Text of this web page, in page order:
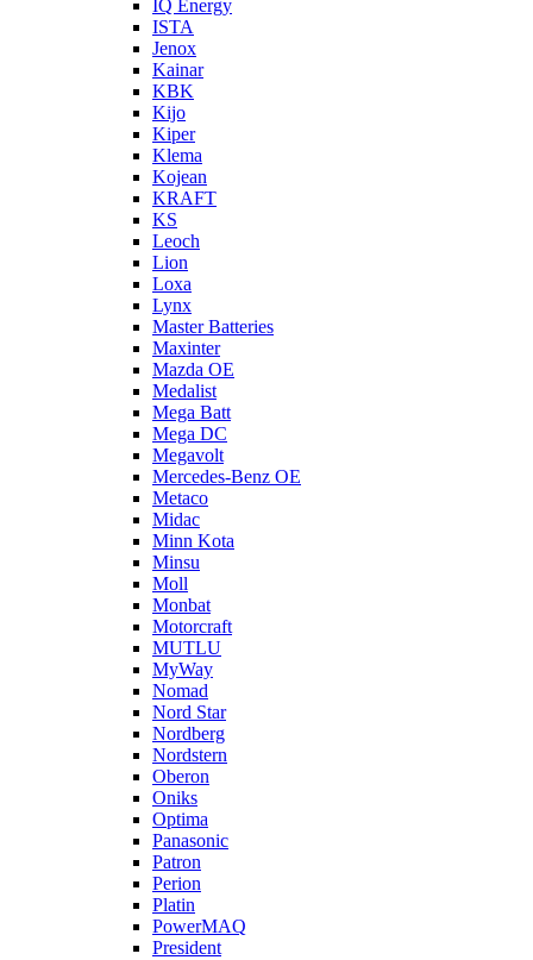
IQ Energy
ISTA
Jenox
Kainar
KBK
Kijo
Kiper
Klema
Kojean
KRAFT
KS
Leoch
Lion
Loxa
Lynx
Master Batteries
Maxinter
Mazda OE
Medalist
Mega Batt
Mega DC
Megavolt
Mercedes-Benz OE
Metaco
Midac
Minn Kota
Minsu
Moll
Monbat
Motorcraft
MUTLU
MyWay
Nomad
Nord Star
Nordberg
Nordstern
Oberon
Oniks
Optima
Panasonic
Patron
Perion
Platin
PowerMAQ
President